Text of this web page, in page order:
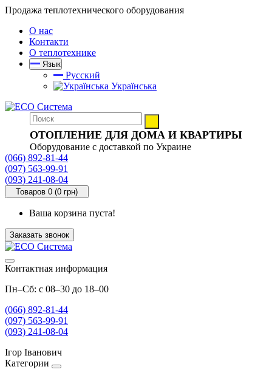
Продажа теплотехнического оборудования
О нас
Контакти
О теплотехнике
Язык
Русский
Українська
ОТОПЛЕНИЕ ДЛЯ ДОМА И КВАРТИРЫ
Оборудование с доставкой по Украине
(066) 892-81-44
(097) 563-99-91
(093) 241-08-04
Товаров 0 (0 грн)
Ваша корзина пуста!
Заказать звонок
Контактная информация
Пн–Сб: с 08–30 до 18–00
(066) 892-81-44
(097) 563-99-91
(093) 241-08-04
Ігор Іванович
Категории